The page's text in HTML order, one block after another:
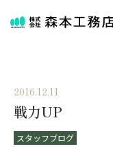
2016.12.11
戦力UP
スタッフブログ